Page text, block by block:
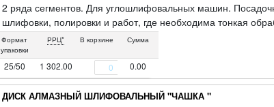
2 ряда сегментов. Для углошлифовальных машин.
шлифовки, полировки и работ, где необходима тонкая
материалам.
Формат
упаковки
РРЦ* В корзине Сумма
25/50 1 302.00 0.00
ДИСК АЛМАЗНЫЙ ШЛИФОВАЛЬНЫЙ "ЧАШКА "